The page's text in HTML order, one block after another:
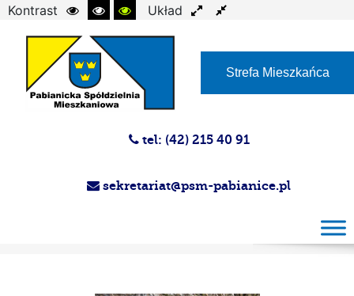
Kontrast
Układ
Strefa Mieszkańca
tel: (42) 215 40 91
sekretariat@psm-pabianice.pl